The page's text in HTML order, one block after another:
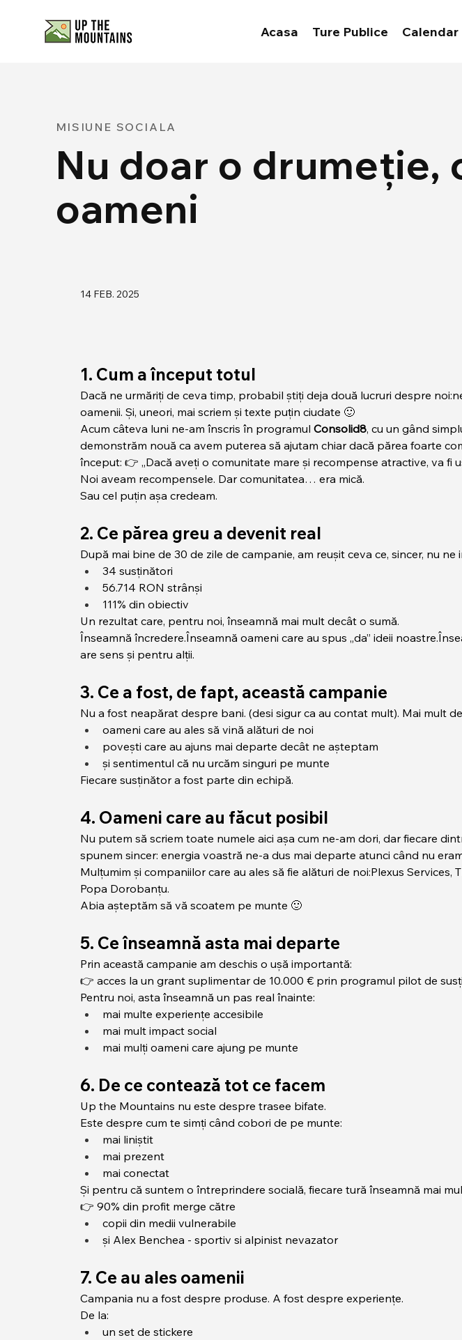
Acasa Ture Publice Calendar
MISIUNE SOCIALA
Nu doar o drumeție,
oameni
14 FEB. 2025
1. Cum a început totul
Dacă ne urmăriți de ceva timp, probabil știți deja două lucruri despre
oamenii. Și, uneori, mai scriem și texte puțin ciudate 🙂
Acum câteva luni ne-am înscris în programul Consolid8, cu un gând
demonstrăm nouă ca avem puterea să ajutam chiar dacă părea foarte
început: 👉 „Dacă aveți o comunitate mare și recompense atractive, va fi
Noi aveam recompensele. Dar comunitatea… era mică.
Sau cel puțin așa credeam.
2. Ce părea greu a devenit real
După mai bine de 30 de zile de campanie, am reușit ceva ce, sincer, nu ne
34 susținători
56.714 RON strânși
111% din obiectiv
Un rezultat care, pentru noi, înseamnă mai mult decât o sumă.
Înseamnă încredere.Înseamnă oameni care au spus „da” ideii
are sens și pentru alții.
3. Ce a fost, de fapt, această campanie
Nu a fost neapărat despre bani. (desi sigur ca au contat mult). Mai mult
oameni care au ales să vină alături de noi
povești care au ajuns mai departe decât ne așteptam
și sentimentul că nu urcăm singuri pe munte
Fiecare susținător a fost parte din echipă.
4. Oameni care au făcut posibil
Nu putem să scriem toate numele aici așa cum ne-am dori, dar fiecare
spunem sincer: energia voastră ne-a dus mai departe atunci când nu
Mulțumim și companiilor care au ales să fie alături de noi:Plexus Services,
Popa Dorobanțu.
Abia așteptăm să vă scoatem pe munte 🙂
5. Ce înseamnă asta mai departe
Prin această campanie am deschis o ușă importantă:
👉 acces la un grant suplimentar de 10.000 € prin programul pilot de
Pentru noi, asta înseamnă un pas real înainte:
mai multe experiențe accesibile
mai mult impact social
mai mulți oameni care ajung pe munte
6. De ce contează tot ce facem
Up the Mountains nu este despre trasee bifate.
Este despre cum te simți când cobori de pe munte:
mai liniștit
mai prezent
mai conectat
Și pentru că suntem o întreprindere socială, fiecare tură înseamnă mai
👉 90% din profit merge către
copii din medii vulnerabile
și Alex Benchea - sportiv si alpinist nevazator
7. Ce au ales oamenii
Campania nu a fost despre produse. A fost despre experiențe.
De la:
un set de stickere